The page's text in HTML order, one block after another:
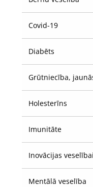
Covid-19
Diabēts
Grūtniecība,
Holesterīns
Imunitāte
Inovācijas veselībai
Mentālā veselība